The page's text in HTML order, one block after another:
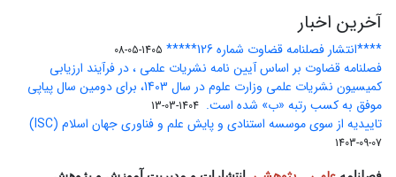
آخرین اخبار
****انتشار فصلنامه قضاوت شماره 126***** 1405-05-08
فصلنامه قضاوت بر اساس آیین نامه نشریات علمی ، در فرآیند ارزیابی
کمیسیون نشریات علمی وزارت علوم در سال 1403، برای دومین سال پیاپی
موفق به کسب رتبه «ب» شده است. 1404-03-13
تاییدیه از سوی موسسه استنادی و پایش علم و فناوری جهان اسلام (ISC)
1403-09-07